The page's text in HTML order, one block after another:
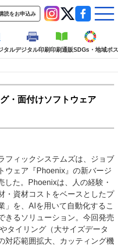
読をお申込み
タルデジタル印刷印刷通販SDGs・地域ポ
ネス イベント 信用情報
業界
報
！ ～多様なビジネス・多彩な商材～
機・製本機特集
2022 検査・校正特集
・面付けソフトウェア
フィックシステムズは、ジョブ
ウェア『Phoenix』の新バージ
した。Phoenixは、人の経験・
・資材コストをベースとしたプ
」を、AIを用いて自動化するこ
きるソリューション。今回発売
タイリング（大サイズデータ
対応範囲拡大、カッティング機